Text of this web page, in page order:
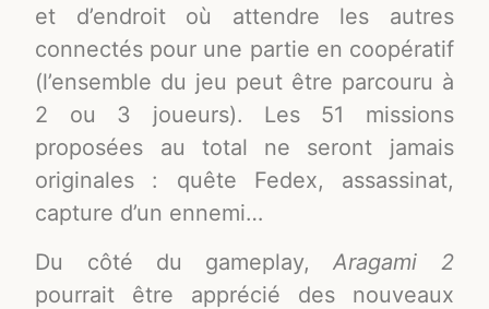
et d’endroit où attendre les autres
connectés pour une partie en coopératif
(l’ensemble du jeu peut être parcouru à
2 ou 3 joueurs). Les 51 missions
proposées au total ne seront jamais
originales : quête Fedex, assassinat,
capture d’un ennemi…
Du côté du gameplay,Aragami 2
pourrait être apprécié des nouveaux